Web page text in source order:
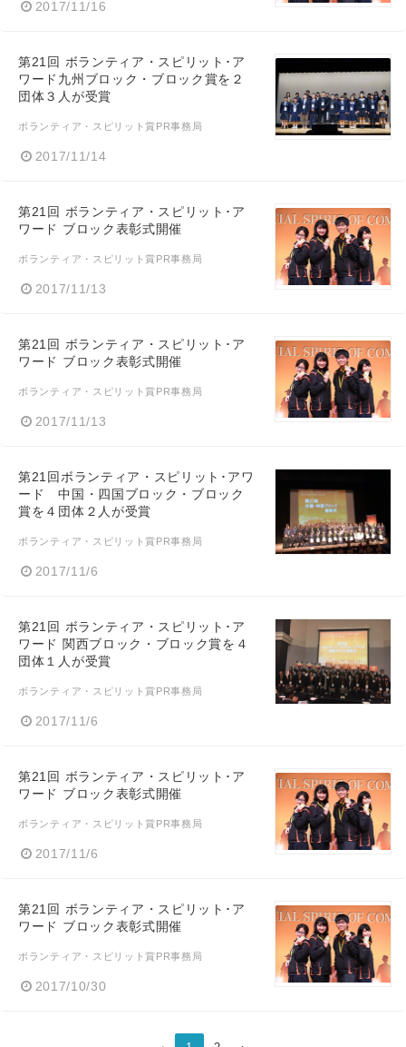
2017/11/16
第21回 ボランティア・スピリット･ア
ワード九州ブロック・ブロック賞を２
団体３人が受賞
ボランティア・スピリット賞PR事務局
2017/11/14
第21回 ボランティア・スピリット･ア
ワード ブロック表彰式開催
ボランティア・スピリット賞PR事務局
2017/11/13
第21回 ボランティア・スピリット･ア
ワード ブロック表彰式開催
ボランティア・スピリット賞PR事務局
2017/11/13
第21回ボランティア・スピリット･アワ
ード 中国・四国ブロック・ブロック
賞を４団体２人が受賞
ボランティア・スピリット賞PR事務局
2017/11/6
第21回 ボランティア・スピリット･ア
ワード 関西ブロック・ブロック賞を４
団体１人が受賞
ボランティア・スピリット賞PR事務局
2017/11/6
第21回 ボランティア・スピリット･ア
ワード ブロック表彰式開催
ボランティア・スピリット賞PR事務局
2017/11/6
第21回 ボランティア・スピリット･ア
ワード ブロック表彰式開催
ボランティア・スピリット賞PR事務局
2017/10/30